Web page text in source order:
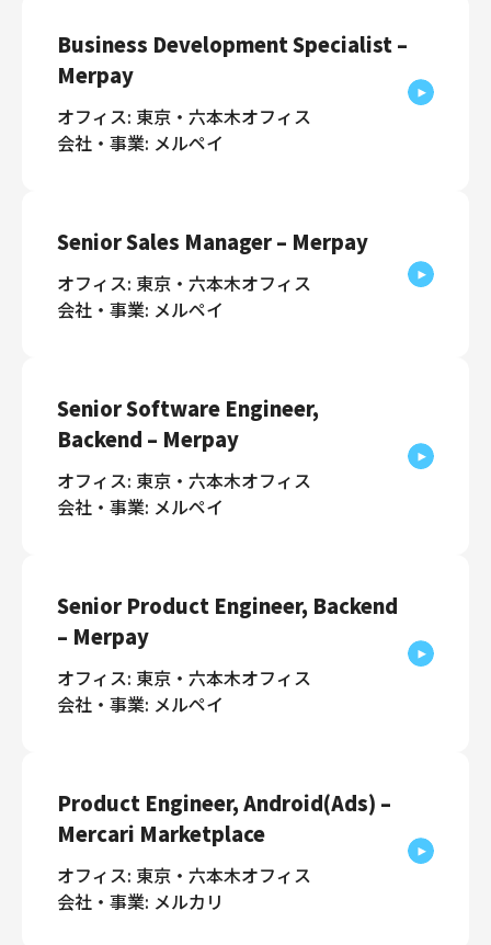
Business Development Specialist –
Merpay
オフィス: 東京・六本木オフィス
会社・事業: メルペイ
Senior Sales Manager – Merpay
オフィス: 東京・六本木オフィス
会社・事業: メルペイ
Senior Software Engineer,
Backend – Merpay
オフィス: 東京・六本木オフィス
会社・事業: メルペイ
Senior Product Engineer, Backend
– Merpay
オフィス: 東京・六本木オフィス
会社・事業: メルペイ
Product Engineer, Android(Ads) –
Mercari Marketplace
オフィス: 東京・六本木オフィス
会社・事業: メルカリ